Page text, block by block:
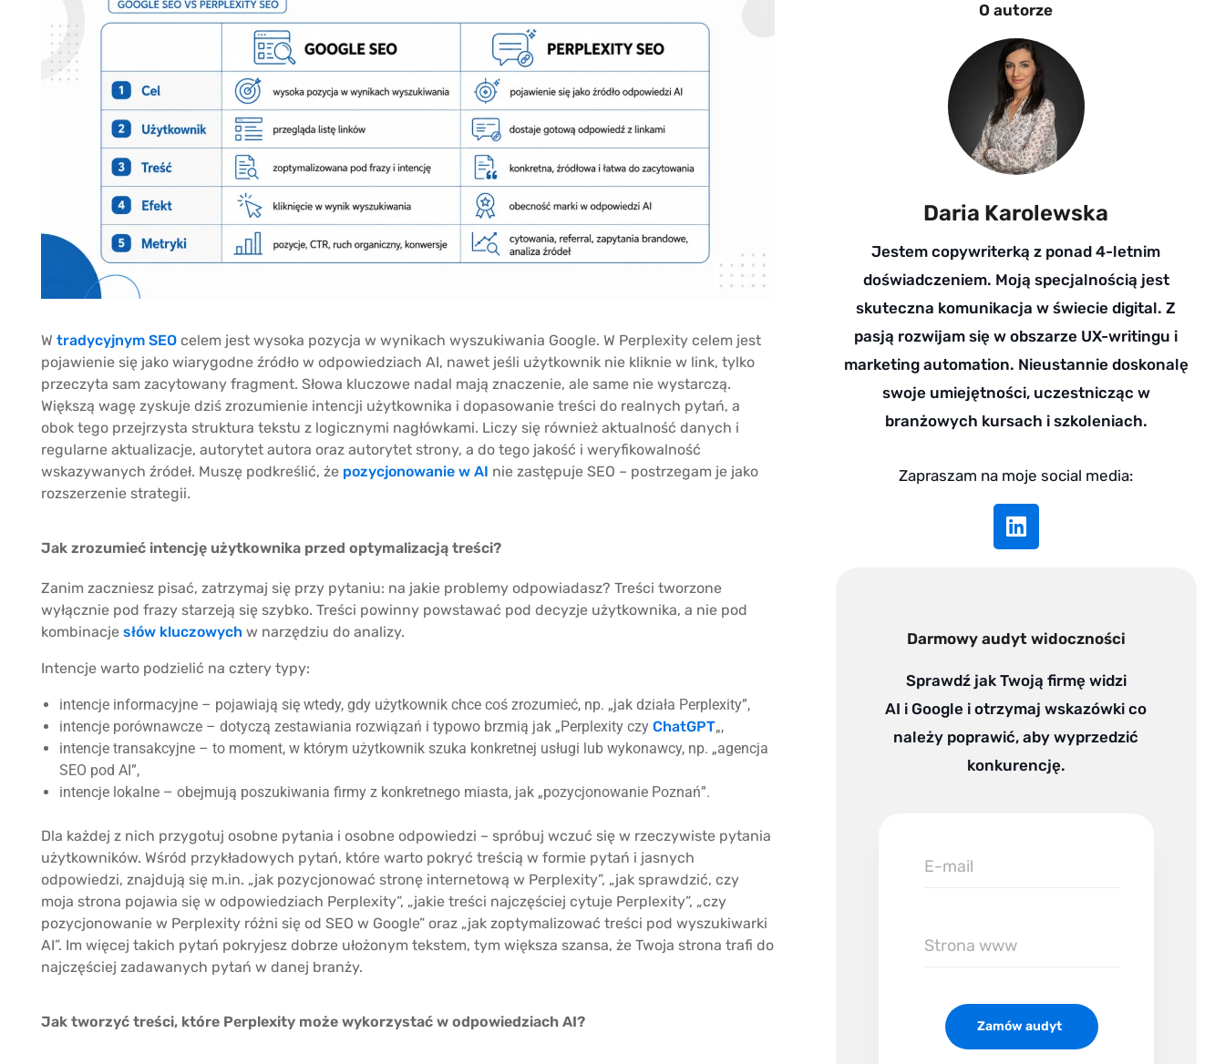
W tradycyjnym SEOcelem jest wysoka pozycja w wynikach wyszukiwania Google. W Perplexity celem jest
pojawienie się jako wiarygodne źródło w odpowiedziach AI, nawet jeśli użytkownik nie kliknie w link, tylko
przeczyta sam zacytowany fragment. Słowa kluczowe nadal mają znaczenie, ale same nie wystarczą.
Większą wagę zyskuje dziś zrozumienie intencji użytkownika i dopasowanie treści do realnych pytań, a
obok tego przejrzysta struktura tekstu z logicznymi nagłówkami. Liczy się również aktualność danych i
regularne aktualizacje, autorytet autora oraz autorytet strony, a do tego jakość i weryfikowalność
wskazywanych źródeł. Muszę podkreślić, że pozycjonowanie w AI nie zastępuje SEO – postrzegam je jako
rozszerzenie strategii.
Jak zrozumieć intencję użytkownika przed optymalizacją treści?
Zanim zaczniesz pisać, zatrzymaj się przy pytaniu: na jakie problemy odpowiadasz? Treści tworzone
wyłącznie pod frazy starzeją się szybko. Treści powinny powstawać pod decyzje użytkownika, a nie pod
kombinacje słów kluczowych w narzędziu do analizy.
Intencje warto podzielić na cztery typy:
intencje informacyjne – pojawiają się wtedy, gdy użytkownik chce coś zrozumieć, np. „jak działa Perplexity”,
intencje porównawcze – dotyczą zestawiania rozwiązań i typowo brzmią jak „Perplexity czy ChatGPT„,
intencje transakcyjne – to moment, w którym użytkownik szuka konkretnej usługi lub wykonawcy, np. „agencja
SEO pod AI”,
intencje lokalne – obejmują poszukiwania firmy z konkretnego miasta, jak „pozycjonowanie Poznań”.
Dla każdej z nich przygotuj osobne pytania i osobne odpowiedzi – spróbuj wczuć się w rzeczywiste pytania
użytkowników. Wśród przykładowych pytań, które warto pokryć treścią w formie pytań i jasnych
odpowiedzi, znajdują się m.in. „jak pozycjonować stronę internetową w Perplexity”, „jak sprawdzić, czy
moja strona pojawia się w odpowiedziach Perplexity”, „jakie treści najczęściej cytuje Perplexity”, „czy
pozycjonowanie w Perplexity różni się od SEO w Google” oraz „jak zoptymalizować treści pod wyszukiwarki
AI”. Im więcej takich pytań pokryjesz dobrze ułożonym tekstem, tym większa szansa, że Twoja strona trafi do
najczęściej zadawanych pytań w danej branży.
Jak tworzyć treści, które Perplexity może wykorzystać w odpowiedziach AI?
O autorze
Daria Karolewska
Jestem copywriterką z ponad 4-letnim
doświadczeniem. Moją specjalnością jest
skuteczna komunikacja w świecie digital. Z
pasją rozwijam się w obszarze UX-writingu i
marketing automation. Nieustannie doskonalę
swoje umiejętności, uczestnicząc w
branżowych kursach i szkoleniach.
Zapraszam na moje social media:
L
i
d
i
n
Darmowy audyt widoczności
Sprawdź jak Twoją firmę widzi
AI i Google i otrzymaj wskazówki co
należy poprawić, aby wyprzedzić
konkurencję.
E-
Zamów audyt